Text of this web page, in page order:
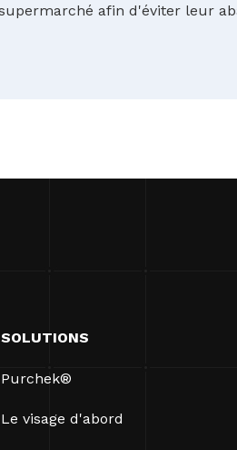
afin d'éviter leur
SOLUTIONS
Purchek®
Le visage d'abord